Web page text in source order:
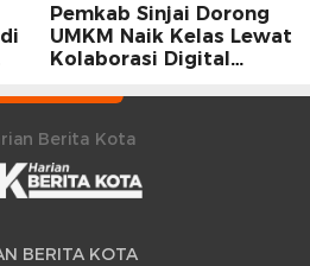
Pemkab Sinjai Dorong
UMKM Naik Kelas Lewat
Kolaborasi Digital
Berita Kota
BERITA KOTA